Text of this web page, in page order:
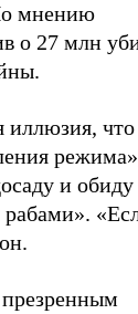
мнению
о 27 млн
иллюзия, что
и обиду
рабами».